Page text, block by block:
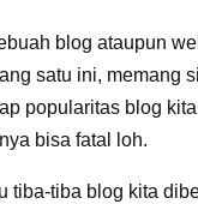
blog ataupun
satu ini, memang
popularitas blog
bisa fatal loh.
tiba-tiba blog kita